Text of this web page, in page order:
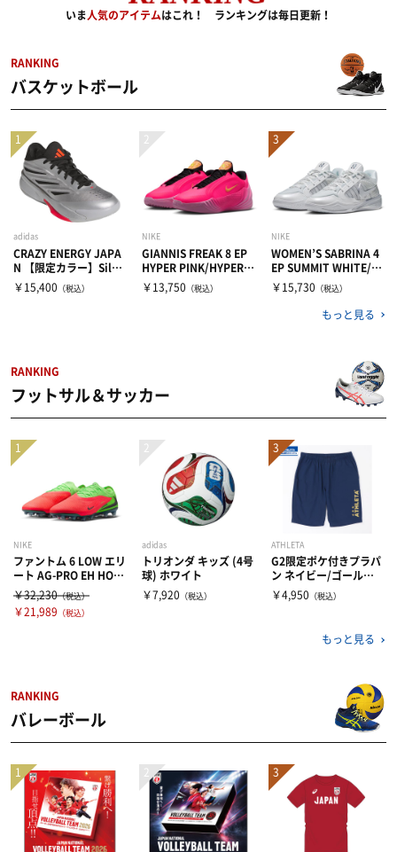
いま 人気のアイテムはこれ！ ランキングは毎日更新！
RANKING
バスケットボール
adidas
CRAZY ENERGY JAPA
N 【限定カラー】Silve
r Met./Core Black/Lu
cid Red
￥15,400 （税込）
NIKE
GIANNIS FREAK 8 EP
HYPER PINK/HYPER O
RANGE-DYNAMIC YEL
LOW(600)
￥13,750 （税込）
NIKE
WOMEN’S SABRINA 4
EP SUMMIT WHITE/M
ETALLIC SILVER-BLAC
K(101)
￥15,730 （税込）
もっと見る
RANKING
フットサル＆サッカー
NIKE
ファントム 6 LOW エリ
ート AG-PRO EH HOT
PUNCH/BLACK-GREE
N STRIKE(603)
￥32,230（税込）
￥21,989 （税込）
adidas
トリオンダ キッズ (4号
球) ホワイト
￥7,920
（税込）
ATHLETA
G2限定ポケ付きプラパ
ン ネイビー/ゴールド
(9058)
￥4,950 （税込）
もっと見る
RANKING
バレーボール